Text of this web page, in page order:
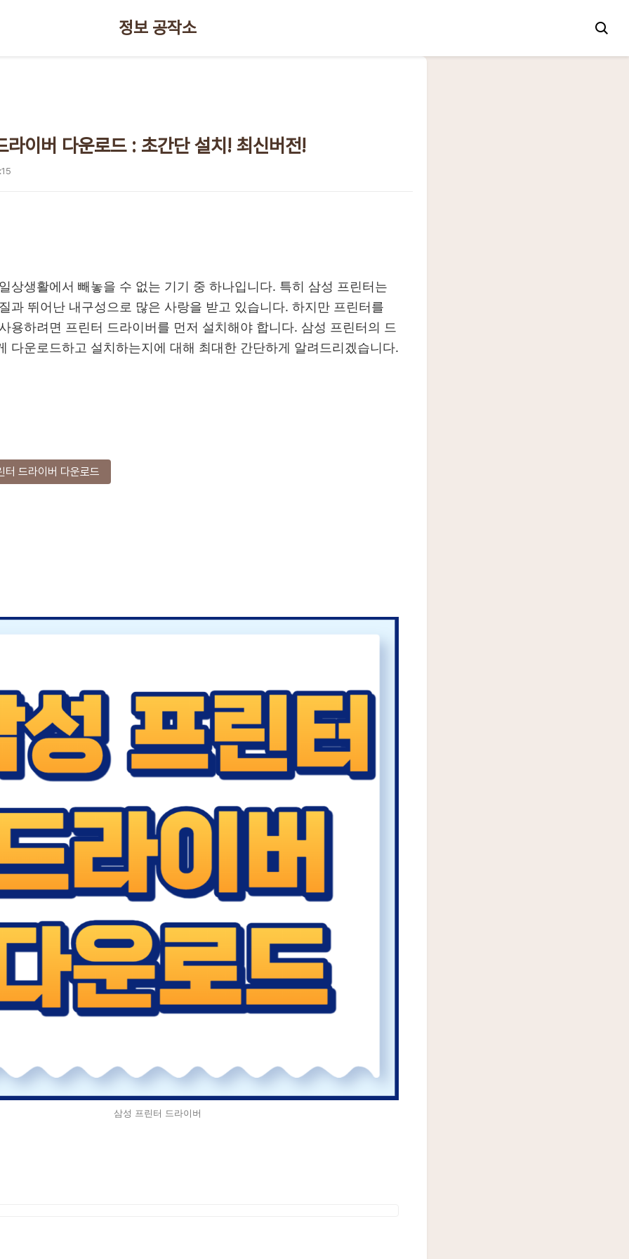
정보 공작소
라이버 다운로드 : 초간단 설치! 최신버전!
상생활에서 빼놓을 수 없는 기기 중 하나입니다. 특히 삼성 프린터는
과 뛰어난 내구성으로 많은 사랑을 받고 있습니다. 하지만 프린터를
용하려면 프린터 드라이버를 먼저 설치해야 합니다. 삼성 프린터의 드
다운로드하고 설치하는지에 대해 최대한 간단하게 알려드리겠습니다.
드라이버 다운로드
삼성 프린터 드라이버